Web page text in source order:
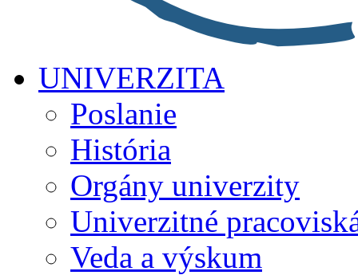
UNIVERZITA
Poslanie
História
Orgány univerzity
Univerzitné
Veda a výskum